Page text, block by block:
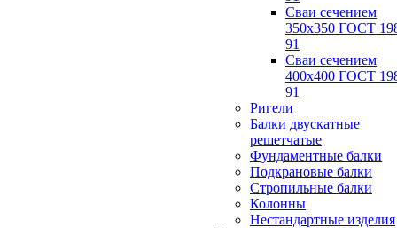
Сваи сечением
350х350 ГОСТ
91
Сваи сечением
400х400 ГОСТ
91
Ригели
Балки двускатные
решетчатые
Фундаментные балки
Подкрановые балки
Стропильные балки
Колонны
Нестандартные изделия